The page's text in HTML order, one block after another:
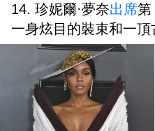
14. 珍妮爾·夢奈出席第
一身炫目的裝束和一頂